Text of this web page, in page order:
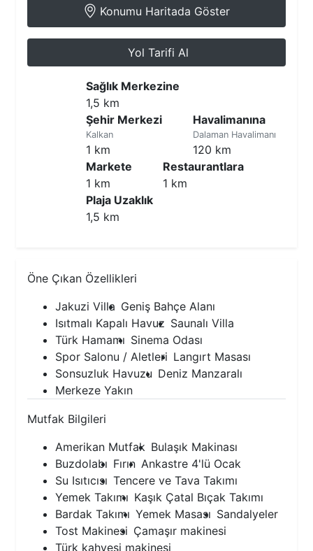
Konumu Haritada Göster
Yol Tarifi Al
Sağlık Merkezine
1,5 km
Şehir Merkezi
Kalkan
1 km
Havalimanına
Dalaman Havalimanı
120 km
Markete
1 km
Restaurantlara
1 km
Plaja Uzaklık
1,5 km
Öne Çıkan Özellikleri
Jakuzi Villa Geniş Bahçe Alanı
Isıtmalı Kapalı Havuz Saunalı Villa
Türk Hamamı Sinema Odası
Spor Salonu / Aletleri Langırt Masası
Sonsuzluk Havuzu Deniz Manzaralı
Merkeze Yakın
Mutfak Bilgileri
Amerikan Mutfak Bulaşık Makinası
Buzdolabı Fırın Ankastre 4'lü Ocak
Su Isıtıcısı Tencere ve Tava Takımı
Yemek Takımı Kaşık Çatal Bıçak Takımı
Bardak Takımı Yemek Masası Sandalyeler
Tost Makinesi Çamaşır makinesi
Türk kahvesi makinesi